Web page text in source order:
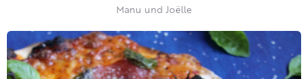
Manu und Joëlle